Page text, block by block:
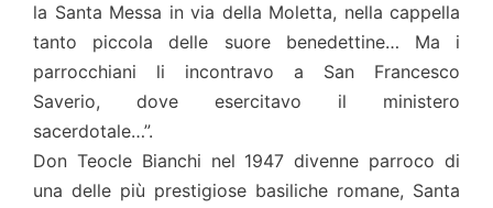
la Santa Messa in via della Moletta, nella cappella
tanto piccola delle suore benedettine… Ma i
parrocchiani li incontravo a San Francesco
Saverio, dove esercitavo il ministero
sacerdotale…”.
Don Teocle Bianchi nel 1947 divenne parroco di
una delle più prestigiose basiliche romane, Santa